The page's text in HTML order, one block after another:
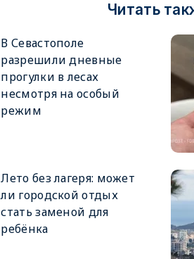
Читать
В Севастополе
разрешили дневные
прогулки в лесах
несмотря на особый
режим
Лето без лагеря: может
ли городской отдых
стать заменой для
ребёнка